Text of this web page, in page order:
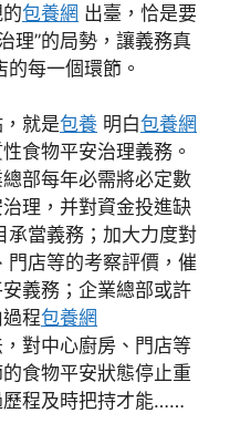
包養網 出臺，恰是要
理”的局勢，讓義務真
每一個環節。
就是包養 明白包養網
食物平安治理義務。
總部每年必需將必定數
理，并對資金投進缺
承當義務；加大力度對
門店等的考察評價，催
義務；企業總部或許
程包養網
對中心廚房、門店等
食物平安狀態停止重
歷程及時把持才能……